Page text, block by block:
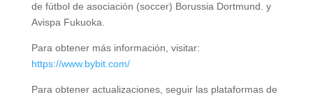
de fútbol de asociación (soccer) Borussia Dortmund. y
Avispa Fukuoka.
Para obtener más información, visitar:
https://www.bybit.com/
Para obtener actualizaciones, seguir las plataformas de